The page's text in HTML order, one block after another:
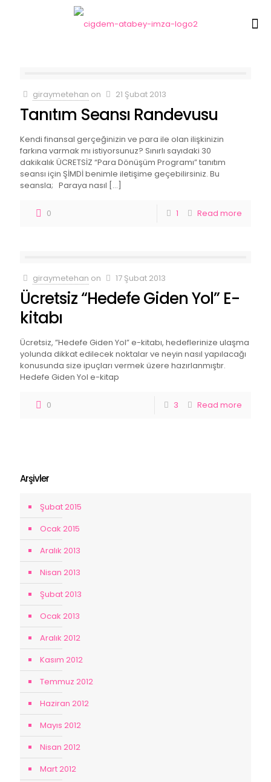
giraymetehan on 21 Şubat 2013
Tanıtım Seansı Randevusu
Kendi finansal gerçeğinizin ve para ile olan ilişkinizin
farkına varmak mı istiyorsunuz? Sınırlı sayıdaki 30
dakikalık ÜCRETSİZ “Para Dönüşüm Programı” tanıtım
seansı için ŞİMDİ benimle iletişime geçebilirsiniz. Bu
seansla; Paraya nasıl […]
0 1 Read more
giraymetehan on 17 Şubat 2013
Ücretsiz “Hedefe Giden Yol” E-
kitabı
Ücretsiz, ”Hedefe Giden Yol” e-kitabı, hedeflerinize ulaşma
yolunda dikkat edilecek noktalar ve neyin nasıl yapılacağı
konusunda size ipuçları vermek üzere hazırlanmıştır.
Hedefe Giden Yol e-kitap
0 3 Read more
Arşivler
Şubat 2015
Ocak 2015
Aralık 2013
Nisan 2013
Şubat 2013
Ocak 2013
Aralık 2012
Kasım 2012
Temmuz 2012
Haziran 2012
Mayıs 2012
Nisan 2012
Mart 2012